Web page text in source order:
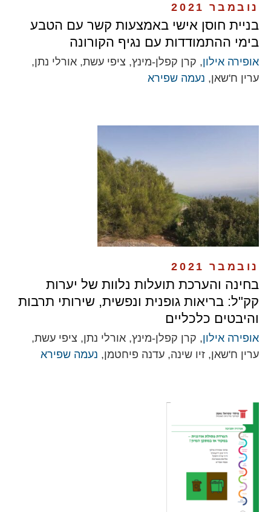
נובמבר 2021
בניית חוסן אישי באמצעות קשר עם הטבע
בימי ההתמודדות עם נגיף הקורונה
אופירה אילון, קרן קפלן-מינץ, ציפי עשת, אורלי נתן,
ערין ח'שאן, נעמה שפירא
נובמבר 2021
בחינה והערכת תועלות נלוות של יערות
קק"ל: בריאות גופנית ונפשית, שירותי תרבות
והיבטים כלכליים
אופירה אילון, קרן קפלן-מינץ, אורלי נתן, ציפי עשת,
ערין ח'שאן, זיו שינה, עדנה פיחטמן, נעמה שפירא